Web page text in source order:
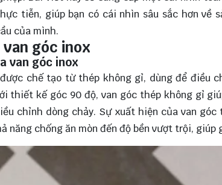
tiễn, giúp bạn có cái nhìn sâu sắc hơn về
của mình.
góc inox
van góc inox
chế tạo từ thép không gỉ, dùng để điều
thiết kế góc 90 độ, van góc thép không gỉ
chỉnh dòng chảy. Sự xuất hiện của van
năng chống ăn mòn đến độ bền vượt trội,